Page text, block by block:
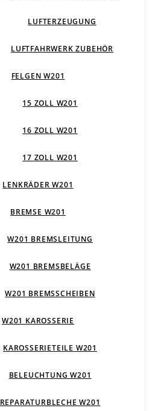
LUFTERZEUGUNG
LUFTFAHRWERK ZUBEHÖR
FELGEN W201
15 ZOLL W201
16 ZOLL W201
17 ZOLL W201
LENKRÄDER W201
BREMSE W201
W201 BREMSLEITUNG
W201 BREMSBELÄGE
W201 BREMSSCHEIBEN
W201 KAROSSERIE
KAROSSERIETEILE W201
BELEUCHTUNG W201
REPARATURBLECHE W201